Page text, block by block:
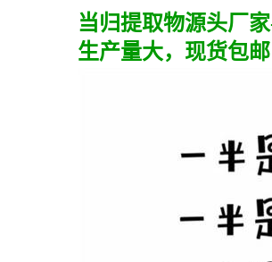
当归提取物源头厂
生产量大，现货包